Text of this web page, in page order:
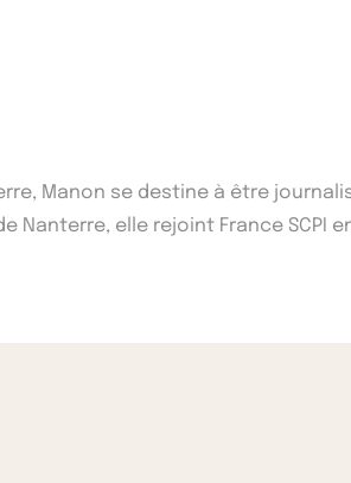
Manon se destine à être
elle rejoint France SCPI